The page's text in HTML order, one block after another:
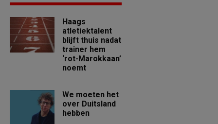
Haags
atletiektalent
blijft thuis nadat
trainer hem
‘rot-Marokkaan’
noemt
We moeten het
over Duitsland
hebben